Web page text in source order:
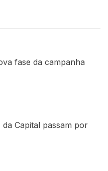
fase da campanha
Capital passam por